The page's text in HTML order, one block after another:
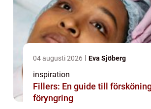
04 augusti 2026 Eva Sjöberg
inspiration
Fillers: En guide till
föryngring